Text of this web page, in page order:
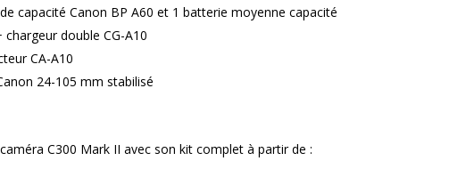
capacité Canon BP A60 et 1 batterie moyenne capacité
chargeur double CG-A10
CA-A10
24-105 mm stabilisé
C300 Mark II avec son kit complet à partir de :